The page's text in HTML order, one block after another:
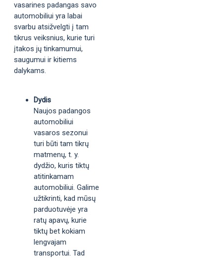
vasarines padangas savo
automobiliui yra labai
svarbu atsižvelgti į tam
tikrus veiksnius, kurie turi
įtakos jų tinkamumui,
saugumui ir kitiems
dalykams.
Dydis
Naujos padangos
automobiliui
vasaros sezonui
turi būti tam tikrų
matmenų, t. y.
dydžio, kuris tiktų
atitinkamam
automobiliui. Galime
užtikrinti, kad mūsų
parduotuvėje yra
ratų apavų, kurie
tiktų bet kokiam
lengvajam
transportui. Tad